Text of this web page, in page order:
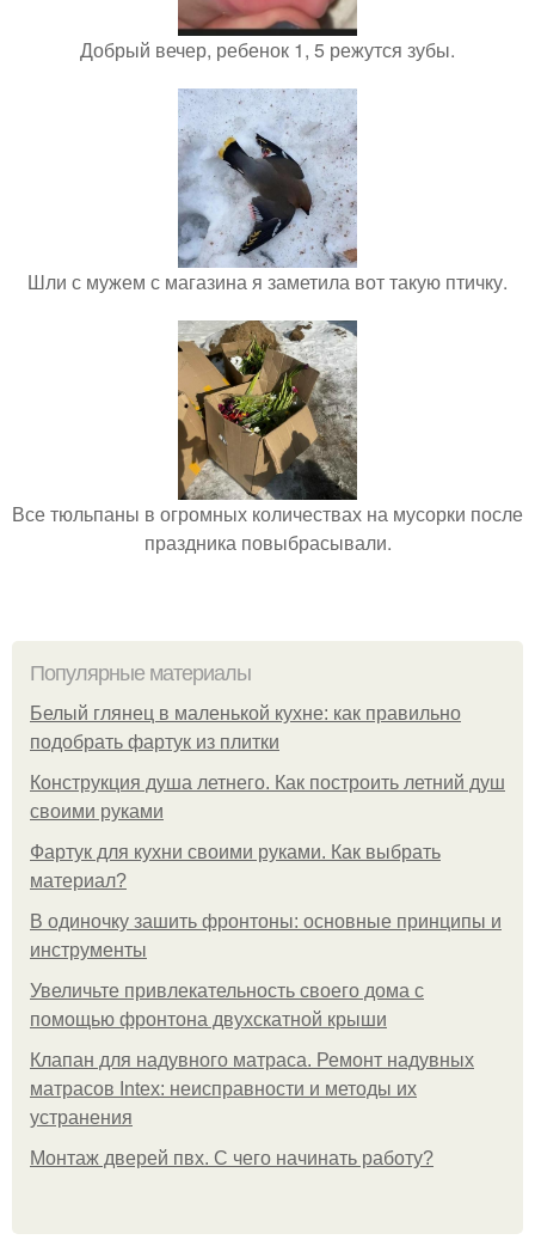
Добрый вечер, ребенок 1, 5 режутся зубы.
Шли с мужем с магазина я заметила вот такую птичку.
Все тюльпаны в огромных количествах на мусорки после
праздника повыбрасывали.
Популярные материалы
Белый глянец в маленькой кухне: как правильно
подобрать фартук из плитки
Конструкция душа летнего. Как построить летний душ
своими руками
Фартук для кухни своими руками. Как выбрать
материал?
В одиночку зашить фронтоны: основные принципы и
инструменты
Увеличьте привлекательность своего дома с
помощью фронтона двухскатной крыши
Клапан для надувного матраса. Ремонт надувных
матрасов Intex: неисправности и методы их
устранения
Монтаж дверей пвх. С чего начинать работу?